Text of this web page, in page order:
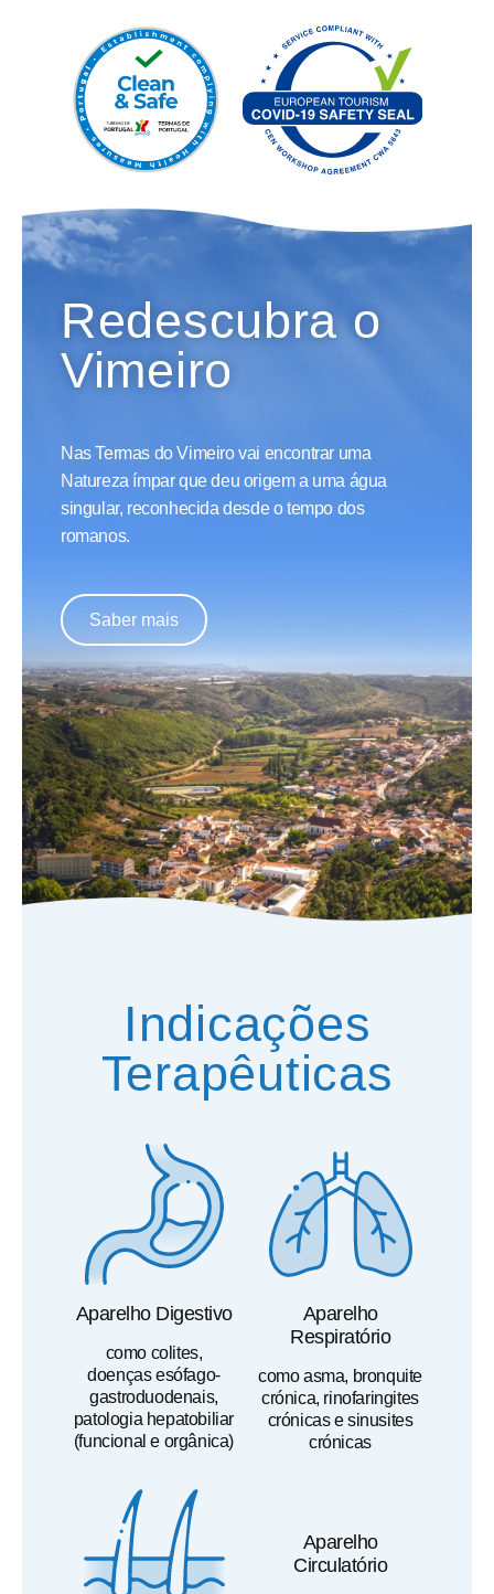
Redescubra o
Vimeiro
Nas Termas do Vimeiro vai encontrar uma
Natureza ímpar que deu origem a uma água
singular, reconhecida desde o tempo dos
romanos.
Saber mais
Indicações
Terapêuticas
Aparelho Digestivo
como colites,
doenças esófago-
gastroduodenais,
patologia hepatobiliar
(funcional e orgânica)
Aparelho
Respiratório
como asma, bronquite
crónica, rinofaringites
crónicas e sinusites
crónicas
Aparelho
Circulatório